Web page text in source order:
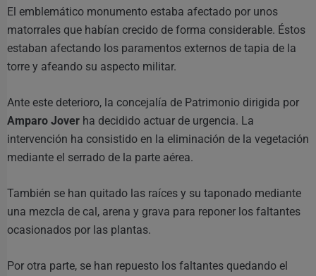
El emblemático monumento estaba afectado por unos
matorrales que habían crecido de forma considerable. Éstos
estaban afectando los paramentos externos de tapia de la
torre y afeando su aspecto militar.
Ante este deterioro, la concejalía de Patrimonio dirigida por
Amparo Jover ha decidido actuar de urgencia. La
intervención ha consistido en la eliminación de la vegetación
mediante el serrado de la parte aérea.
También se han quitado las raíces y su taponado mediante
una mezcla de cal, arena y grava para reponer los faltantes
ocasionados por las plantas.
Por otra parte, se han repuesto los faltantes quedando el